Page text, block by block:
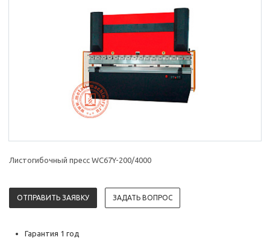
Листогибочный пресс WC67Y-200/4000
ОТПРАВИТЬ ЗАЯВКУ ЗАДАТЬ ВОПРОС
Гарантия 1 год